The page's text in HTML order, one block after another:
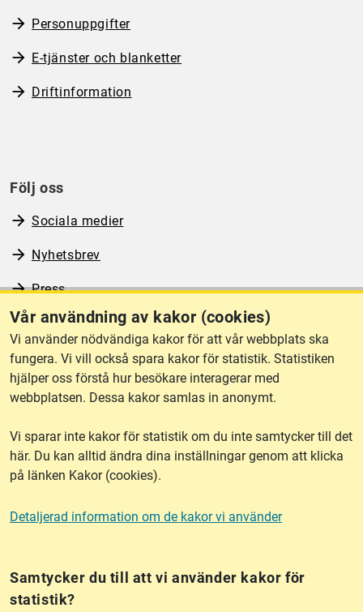
Vår användning av kakor (cookies)
Vi använder nödvändiga kakor för att vår webbplats ska
fungera. Vi vill också spara kakor för statistik. Statistiken
hjälper oss förstå hur besökare interagerar med
webbplatsen. Dessa kakor samlas in anonymt.
Vi sparar inte kakor för statistik om du inte samtycker till det
här. Du kan alltid ändra dina inställningar genom att klicka
på länken Kakor (cookies).
Detaljerad information om de kakor vi använder
Samtycker du till att vi använder kakor för
statistik?
Personuppgifter
E-tjänster och blanketter
Driftinformation
Följ oss
Sociala medier
Nyhetsbrev
Press
RSS
Om webbplatsen
Tillgänglighet
Other languages
Kakor (cookies)